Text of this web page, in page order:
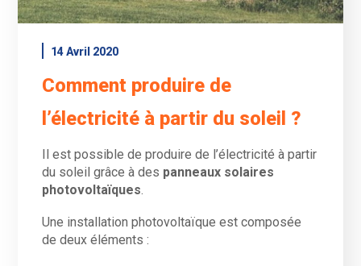
14 Avril 2020
Comment produire de
l’électricité à partir du soleil ?
Il est possible de produire de l’électricité à partir
du soleil grâce à des panneaux solaires
photovoltaïques.
Une installation photovoltaïque est composée
de deux éléments :